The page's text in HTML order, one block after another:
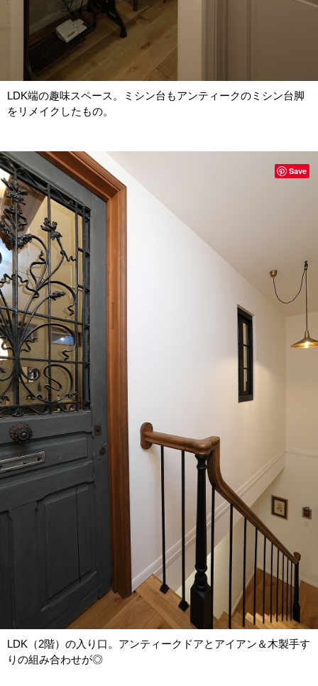
LDK端の趣味スペース。ミシン台もアンティークのミシン台脚
をリメイクしたもの。
LDK（2階）の入り口。アンティークドアとアイアン＆木製手す
りの組み合わせが◎
Save